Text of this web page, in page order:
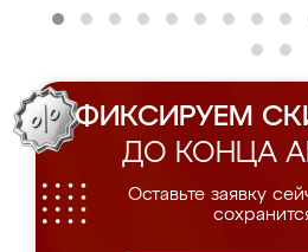
ФИКСИРУЕМ
ДО КОНЦА
Оставьте заявку